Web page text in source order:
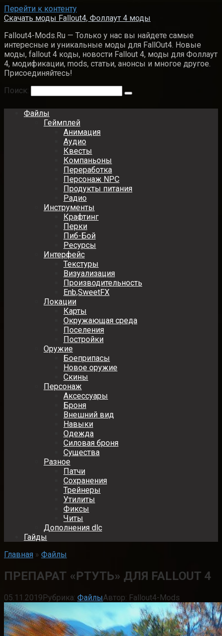
Перейти к контенту
Скачать моды Fallout4, Фоллаут 4 моды
Fallout4-Mods.Ru — Только у нас вы найдете самые
интересные и уникальные моды для FallOut4. Новые
моды, fallout 4 коды, новости Fallout 4, моды для Фоллаут
4, модификации, mods, статьи, анонсы и многое другое.
Присоединяйтесь!
Поиск:
Файлы
Геймплей
Анимация
Аудио
Квесты
Компаньоны
Переработка
Персонаж NPC
Продукты питания
Радио
Инструменты
Крафтинг
Перки
Пиб-Бой
Ресурсы
Интерфейс
Текстуры
Визуализация
Производительность
Enb,SweetFX
Локации
Карты
Окружающая среда
Поселения
Постройки
Оружие
Боеприпасы
Новое оружие
Скины
Персонаж
Аксессуары
Броня
Внешний вид
Навыки
Одежда
Силовая броня
Существа
Разное
Патчи
Сохранения
Трейнеры
Утилиты
Фиксы
Читы
Дополнения dlc
Гайды
Главная » Файлы
ПРЕПАРАТ «РТУТЬ» ДЛЯ FALLOUT 4
05.11.2019Рубрика: ФайлыАвтор: Fallout4-Mods